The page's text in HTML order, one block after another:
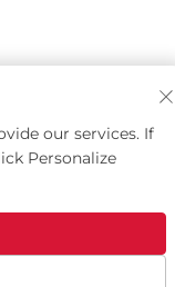
our services. If
Personalize